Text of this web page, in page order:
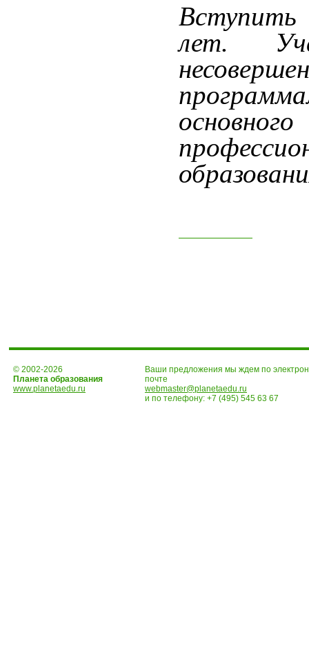
лет.
© 2002-2026
Планета образования
www.planetaedu.ru
Ваши предложения мы ждем по
почте
webmaster@planetaedu.ru
и по телефону: +7 (495) 545 63 67